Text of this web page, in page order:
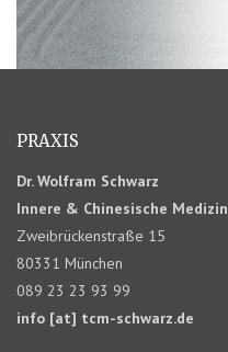
PRAXIS
Dr. Wolfram Schwarz
Innere & Chinesische Medizin
Zweibrückenstraße 15
80331 München
089 23 23 93 99
info [at] tcm-schwarz.de